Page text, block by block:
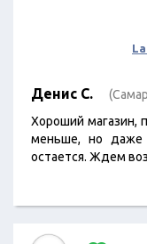
Денис С.
Хороший магазин,
меньше, но даже
остается. Ждем